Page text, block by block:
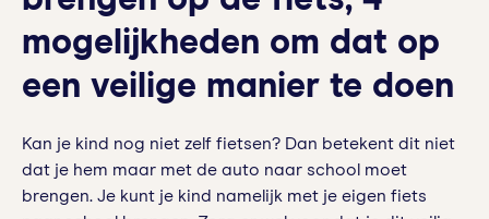
mogelijkheden om dat op
een veilige manier te doen
Kan je kind nog niet zelf fietsen? Dan betekent dit niet
dat je hem maar met de auto naar school moet
brengen. Je kunt je kind namelijk met je eigen fiets